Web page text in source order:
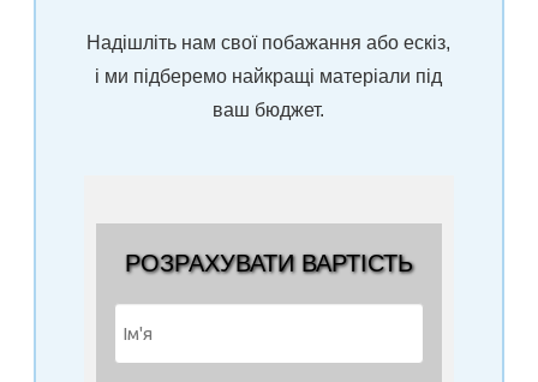
Надішліть нам свої побажання або ескіз,
і ми підберемо найкращі матеріали під
ваш бюджет.
РОЗРАХУВАТИ ВАРТІСТЬ